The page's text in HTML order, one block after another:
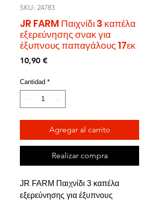
SKU: 24783
JR FARM Παιχνίδι 3 καπέλα
εξερεύνησης σνακ για
έξυπνους παπαγάλους 17εκ
10,90 €Precio
Cantidad *
Agregar al carrito
Realizar compra
JR FARM Παιχνίδι 3 καπέλα
εξερεύνησης για έξυπνους